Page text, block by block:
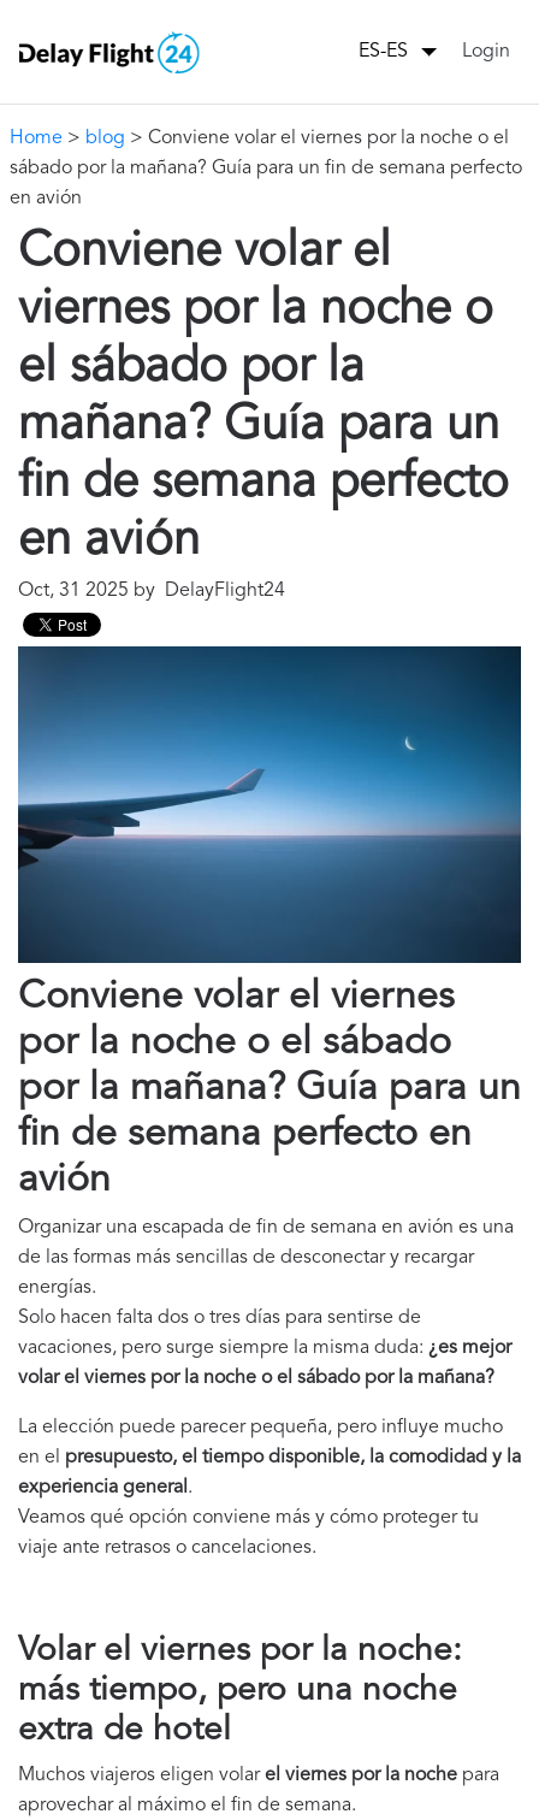
ES-ES Login
Home > blog > Conviene volar el viernes por la noche o el
sábado por la mañana? Guía para un fin de semana perfecto
en avión
Conviene volar el
viernes por la noche o
el sábado por la
mañana? Guía para un
fin de semana perfecto
en avión
Oct, 31 2025 by DelayFlight24
Conviene volar el viernes
por la noche o el sábado
por la mañana? Guía para un
fin de semana perfecto en
avión
Organizar una escapada de fin de semana en avión es una
de las formas más sencillas de desconectar y recargar
energías.
Solo hacen falta dos o tres días para sentirse de
vacaciones, pero surge siempre la misma duda: ¿es mejor
volar el viernes por la noche o el sábado por la mañana?
La elección puede parecer pequeña, pero influye mucho
en el presupuesto, el tiempo disponible, la comodidad y la
experiencia general .
Veamos qué opción conviene más y cómo proteger tu
viaje ante retrasos o cancelaciones.
Volar el viernes por la noche:
más tiempo, pero una noche
extra de hotel
Muchos viajeros eligen volarel viernes por la noche para
aprovechar al máximo el fin de semana.